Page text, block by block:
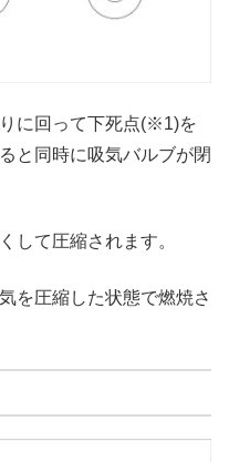
に回って下死点(※1)を
と同時に吸気バルブが閉
して圧縮されます。
を圧縮した状態で燃焼さ